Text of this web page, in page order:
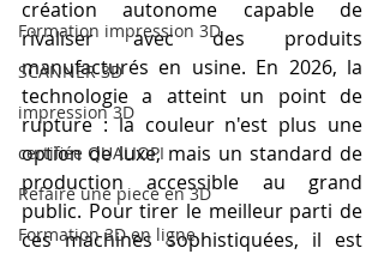
Formation impression 3D
SCANNER 3D
impression 3D
certifiée QUALIOPI
Refaire une piece en 3D
Formation 3D en ligne.
création autonome capable de
rivaliser avec des produits
manufacturés en usine. En 2026, la
technologie a atteint un point de
rupture : la couleur n'est plus une
option de luxe, mais un standard de
production accessible au grand
public. Pour tirer le meilleur parti de
ces machines sophistiquées, il est